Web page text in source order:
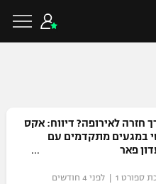
חזרה לאירופה? דיווח: אקס
במגעים מתקדמים עם
פאר
1 | לפני 4 חודשים